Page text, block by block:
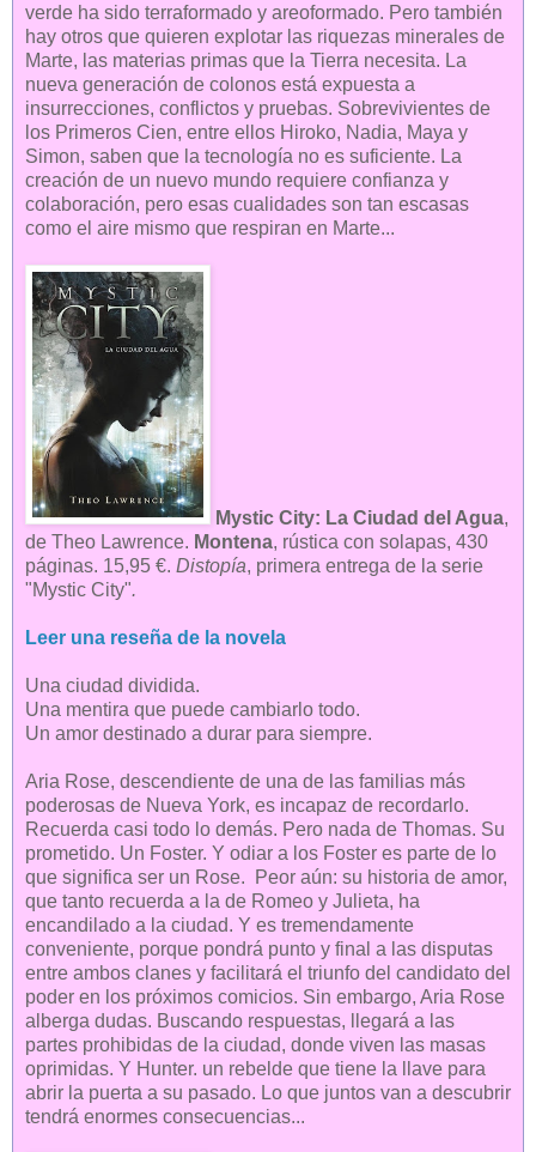
verde ha sido terraformado y areoformado. Pero también
hay otros que quieren explotar las riquezas minerales de
Marte, las materias primas que la Tierra necesita. La
nueva generación de colonos está expuesta a
insurrecciones, conflictos y pruebas. Sobrevivientes de
los Primeros Cien, entre ellos Hiroko, Nadia, Maya y
Simon, saben que la tecnología no es suficiente. La
creación de un nuevo mundo requiere confianza y
colaboración, pero esas cualidades son tan escasas
como el aire mismo que respiran en Marte...
Mystic City: La Ciudad del Agua,
de Theo Lawrence. Montena, rústica con solapas, 430
páginas. 15,95 €. Distopía, primera entrega de la serie
"Mystic City".
Leer una reseña de la novela
Una ciudad dividida.
Una mentira que puede cambiarlo todo.
Un amor destinado a durar para siempre.
Aria Rose, descendiente de una de las familias más
poderosas de Nueva York, es incapaz de recordarlo.
Recuerda casi todo lo demás. Pero nada de Thomas. Su
prometido. Un Foster. Y odiar a los Foster es parte de lo
que significa ser un Rose. Peor aún: su historia de amor,
que tanto recuerda a la de Romeo y Julieta, ha
encandilado a la ciudad. Y es tremendamente
conveniente, porque pondrá punto y final a las disputas
entre ambos clanes y facilitará el triunfo del candidato del
poder en los próximos comicios. Sin embargo, Aria Rose
alberga dudas. Buscando respuestas, llegará a las
partes prohibidas de la ciudad, donde viven las masas
oprimidas. Y Hunter. un rebelde que tiene la llave para
abrir la puerta a su pasado. Lo que juntos van a descubrir
tendrá enormes consecuencias...